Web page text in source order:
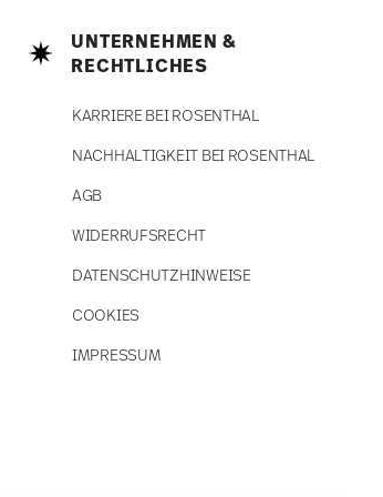
UNTERNEHMEN &
RECHTLICHES
KARRIERE BEI ROSENTHAL
NACHHALTIGKEIT BEI ROSENTHAL
AGB
WIDERRUFSRECHT
DATENSCHUTZHINWEISE
COOKIES
IMPRESSUM